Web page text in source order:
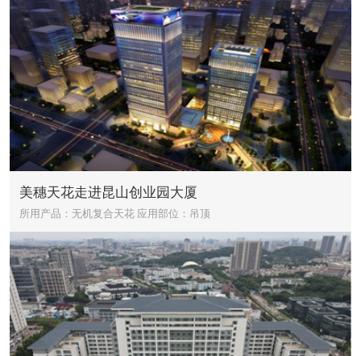
美穗天花走进昆山创业园大厦
所用产品：无机复合天花 应用部位：吊顶